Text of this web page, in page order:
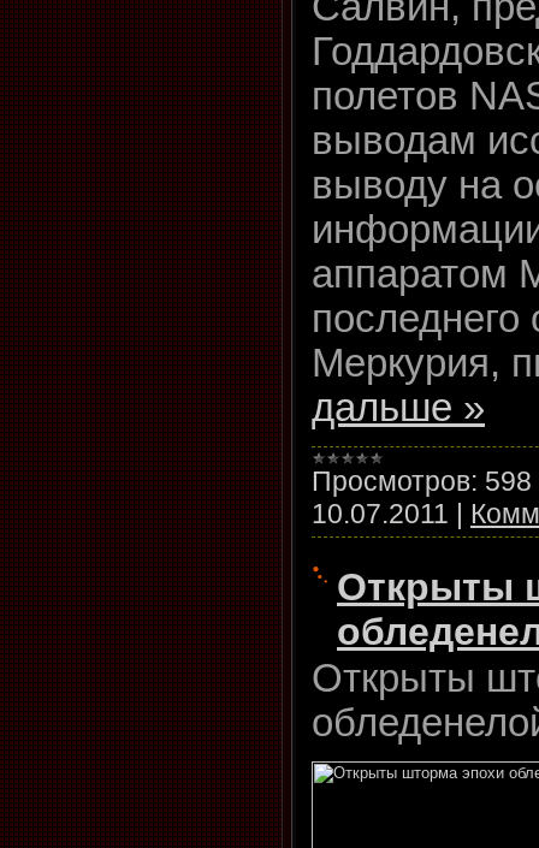
полетов
выводам
выводу на
аппаратом
последнего
Меркурия,
дальше »
Просмотров: 598
10.07.2011 |
Открыты
Открыты